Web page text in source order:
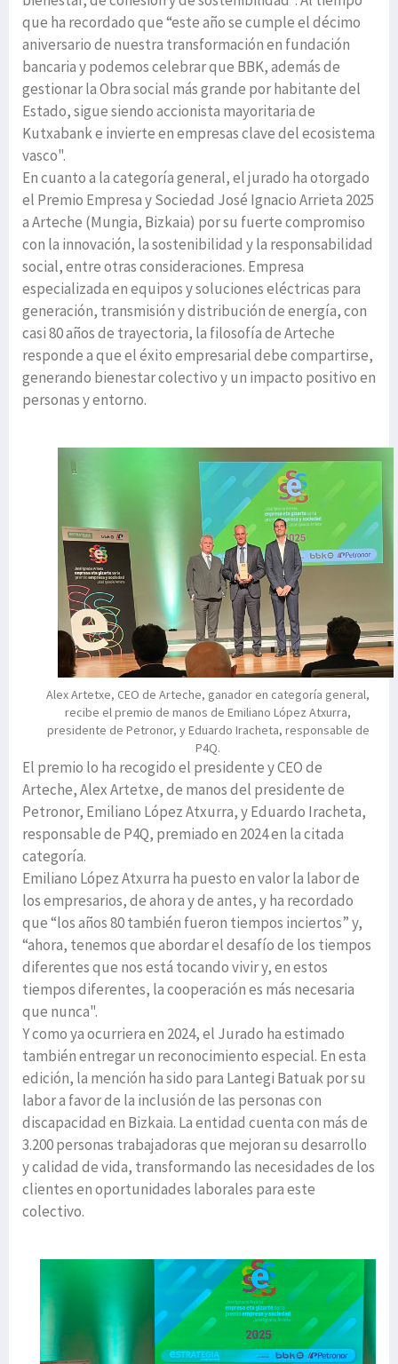
que ha recordado que “este año se cumple el décimo
aniversario de nuestra transformación en fundación
bancaria y podemos celebrar que BBK, además de
gestionar la Obra social más grande por habitante del
Estado, sigue siendo accionista mayoritaria de
Kutxabank e invierte en empresas clave del ecosistema
vasco".
En cuanto a la categoría general, el jurado ha otorgado
el Premio Empresa y Sociedad José Ignacio Arrieta 2025
a Arteche (Mungia, Bizkaia) por su fuerte compromiso
con la innovación, la sostenibilidad y la responsabilidad
social, entre otras consideraciones. Empresa
especializada en equipos y soluciones eléctricas para
generación, transmisión y distribución de energía, con
casi 80 años de trayectoria, la filosofía de Arteche
responde a que el éxito empresarial debe compartirse,
generando bienestar colectivo y un impacto positivo en
personas y entorno.
Alex Artetxe, CEO de Arteche, ganador en categoría general,
recibe el premio de manos de Emiliano López Atxurra,
presidente de Petronor, y Eduardo Iracheta, responsable de
P4Q.
El premio lo ha recogido el presidente y CEO de
Arteche, Alex Artetxe, de manos del presidente de
Petronor, Emiliano López Atxurra, y Eduardo Iracheta,
responsable de P4Q, premiado en 2024 en la citada
categoría.
Emiliano López Atxurra ha puesto en valor la labor de
los empresarios, de ahora y de antes, y ha recordado
que “los años 80 también fueron tiempos inciertos” y,
“ahora, tenemos que abordar el desafío de los tiempos
diferentes que nos está tocando vivir y, en estos
tiempos diferentes, la cooperación es más necesaria
que nunca".
Y como ya ocurriera en 2024, el Jurado ha estimado
también entregar un reconocimiento especial. En esta
edición, la mención ha sido para Lantegi Batuak por su
labor a favor de la inclusión de las personas con
discapacidad en Bizkaia. La entidad cuenta con más de
3.200 personas trabajadoras que mejoran su desarrollo
y calidad de vida, transformando las necesidades de los
clientes en oportunidades laborales para este
colectivo.